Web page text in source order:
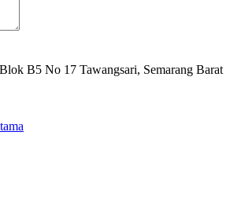
B5 No 17 Tawangsari, Semarang Barat